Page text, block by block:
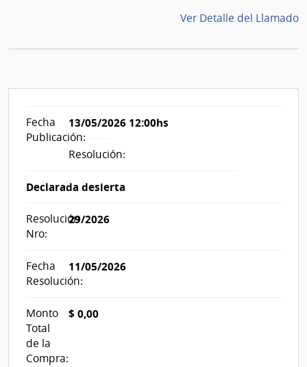
Ver Detalle del Llamado
Fecha
Publicación:
13/05/2026 12:00hs
Resolución:
Declarada desierta
Resolución
Nro:
29/2026
Fecha
Resolución:
11/05/2026
Monto
Total
de la
Compra:
$ 0,00